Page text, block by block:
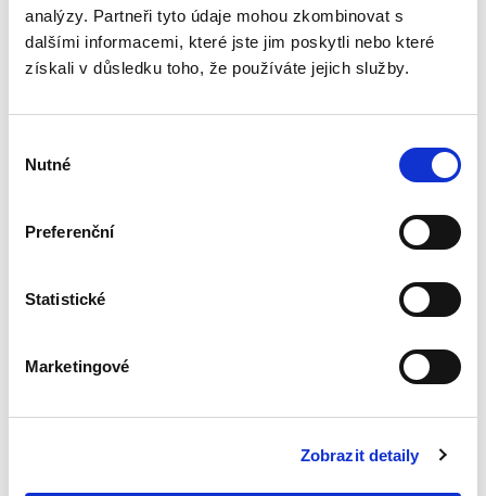
analýzy. Partneři tyto údaje mohou zkombinovat s
dalšími informacemi, které jste jim poskytli nebo které
získali v důsledku toho, že používáte jejich služby.
souhlasu
Nutné
Preferenční
Statistické
Marketingové
Zobrazit detaily
Veřejné užívání
přírodních statků
Karel Huneš
dostatečně uvědomujeme. Každý z nás téměř